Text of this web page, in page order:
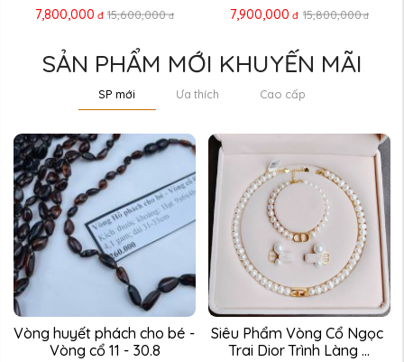
...
7,900,000 đ 15,800,000 đ 4,300,000 đ 8,600,000 đ
SẢN PHẨM MỚI KHUYẾN MÃI
SP mới Ưa thích Cao cấp
Vòng huyết phách cho bé -
Vòng cổ 11 - 30.8
Siêu Phẩm Vòng Cổ Ngọc
Trai Dior Trình Làng ...